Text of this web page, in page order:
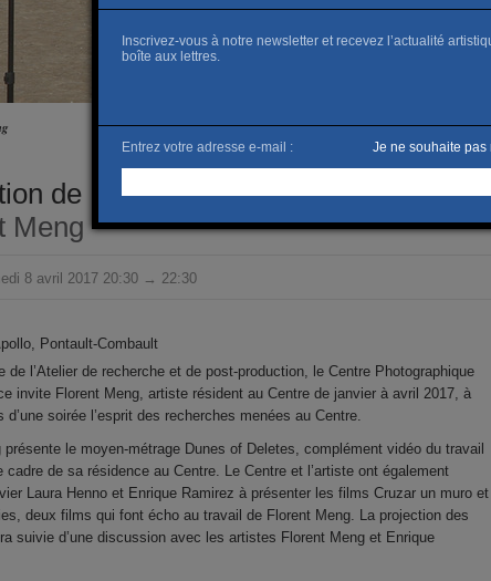
de Dunes of Deletes
Meng
8 avril 2017 20:30 → 22:30
Pontault-Combault
de l’Atelier de recherche et de post-production, le Centre Photographique
invite Florent Meng, artiste résident au Centre de janvier à avril 2017, à
d’une soirée l’esprit des recherches menées au Centre.
présente le moyen-métrage Dunes of Deletes, complément vidéo du travail
cadre de sa résidence au Centre. Le Centre et l’artiste ont également
Laura Henno et Enrique Ramirez à présenter les films Cruzar un muro et
deux films qui font écho au travail de Florent Meng. La projection des
suivie d’une discussion avec les artistes Florent Meng et Enrique